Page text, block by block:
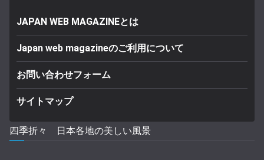
JAPAN WEB MAGAZINEとは
Japan web magazineのご利用について
お問い合わせフォーム
サイトマップ
四季折々 日本各地の美しい風景